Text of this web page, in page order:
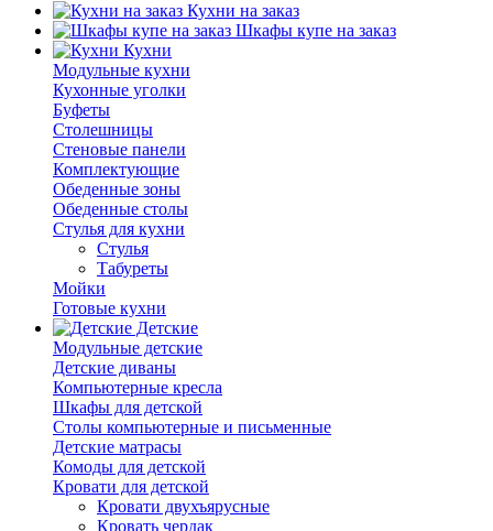
Кухни на заказ
Шкафы купе на заказ
Кухни
Модульные кухни
Кухонные уголки
Буфеты
Столешницы
Стеновые панели
Комплектующие
Обеденные зоны
Обеденные столы
Стулья для кухни
Cтулья
Табуреты
Мойки
Готовые кухни
Детские
Модульные детские
Детские диваны
Компьютерные кресла
Шкафы для детской
Столы компьютерные и письменные
Детские матрасы
Комоды для детской
Кровати для детской
Кровати двухъярусные
Кровать чердак